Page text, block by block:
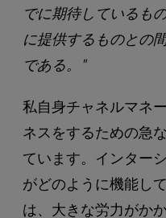
でに期待しているも
に提供するものとの
である。"
私自身チャネルマネ
ネスをするための急
ています。インター
がどのように機能し
は、大きな労力がかか